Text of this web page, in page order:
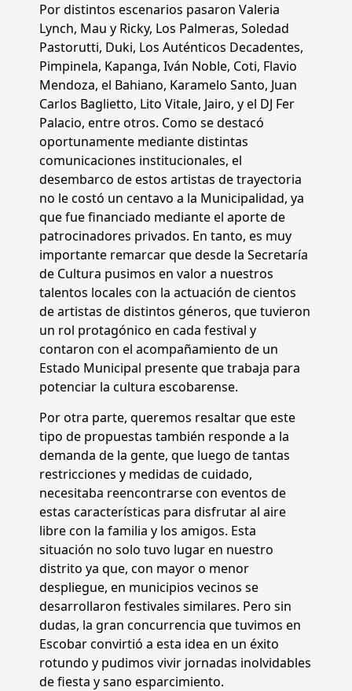
Por distintos escenarios pasaron Valeria
Lynch, Mau y Ricky, Los Palmeras, Soledad
Pastorutti, Duki, Los Auténticos Decadentes,
Pimpinela, Kapanga, Iván Noble, Coti, Flavio
Mendoza, el Bahiano, Karamelo Santo, Juan
Carlos Baglietto, Lito Vitale, Jairo, y el DJ Fer
Palacio, entre otros. Como se destacó
oportunamente mediante distintas
comunicaciones institucionales, el
desembarco de estos artistas de trayectoria
no le costó un centavo a la Municipalidad, ya
que fue financiado mediante el aporte de
patrocinadores privados. En tanto, es muy
importante remarcar que desde la Secretaría
de Cultura pusimos en valor a nuestros
talentos locales con la actuación de cientos
de artistas de distintos géneros, que tuvieron
un rol protagónico en cada festival y
contaron con el acompañamiento de un
Estado Municipal presente que trabaja para
potenciar la cultura escobarense.
Por otra parte, queremos resaltar que este
tipo de propuestas también responde a la
demanda de la gente, que luego de tantas
restricciones y medidas de cuidado,
necesitaba reencontrarse con eventos de
estas características para disfrutar al aire
libre con la familia y los amigos. Esta
situación no solo tuvo lugar en nuestro
distrito ya que, con mayor o menor
despliegue, en municipios vecinos se
desarrollaron festivales similares. Pero sin
dudas, la gran concurrencia que tuvimos en
Escobar convirtió a esta idea en un éxito
rotundo y pudimos vivir jornadas inolvidables
de fiesta y sano esparcimiento.